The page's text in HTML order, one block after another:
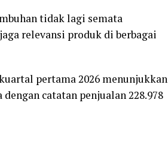
tidak lagi semata
relevansi produk di berbagai
pertama 2026 menunjukkan
catatan penjualan 228.978